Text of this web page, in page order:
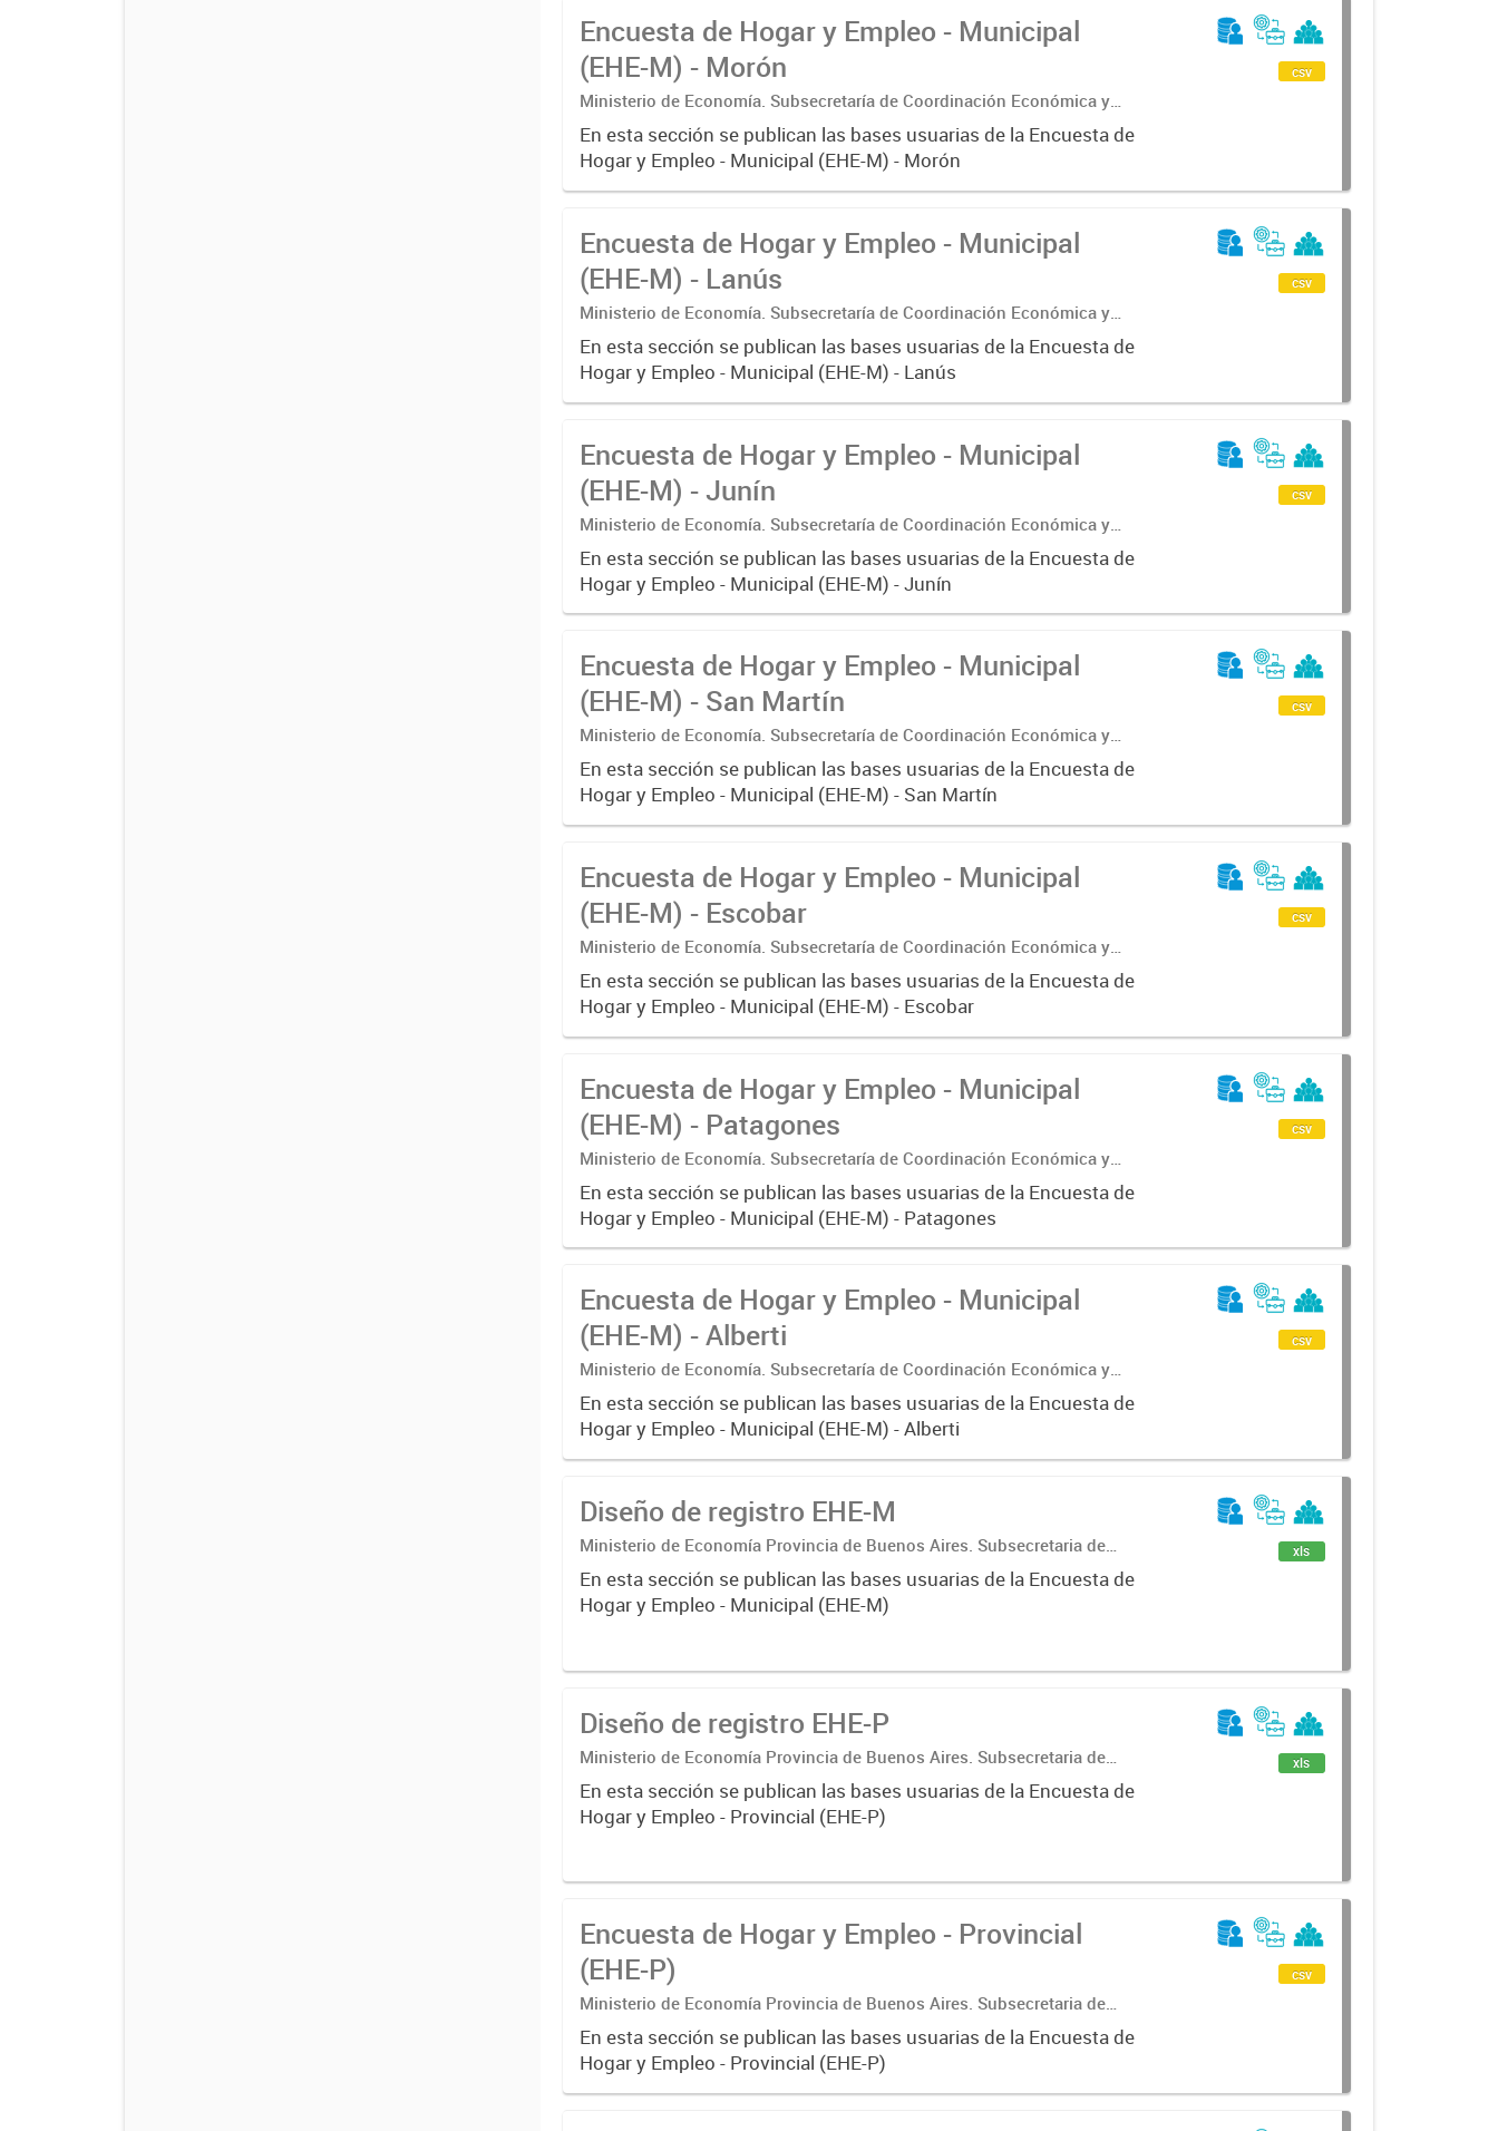
Encuesta de Hogar y Empleo - Municipal
(EHE-M) - Morón
Ministerio de Economía. Subsecretaría de Coordinación Económica y
Estadística. Dirección Provincial de Estadística.
En esta sección se publican las bases usuarias de la Encuesta de
Hogar y Empleo - Municipal (EHE-M) - Morón
csv
Encuesta de Hogar y Empleo - Municipal
(EHE-M) - Lanús
Ministerio de Economía. Subsecretaría de Coordinación Económica y
Estadística. Dirección Provincial de Estadística.
En esta sección se publican las bases usuarias de la Encuesta de
Hogar y Empleo - Municipal (EHE-M) - Lanús
csv
Encuesta de Hogar y Empleo - Municipal
(EHE-M) - Junín
Ministerio de Economía. Subsecretaría de Coordinación Económica y
Estadística. Dirección Provincial de Estadística.
En esta sección se publican las bases usuarias de la Encuesta de
Hogar y Empleo - Municipal (EHE-M) - Junín
csv
Encuesta de Hogar y Empleo - Municipal
(EHE-M) - San Martín
Ministerio de Economía. Subsecretaría de Coordinación Económica y
Estadística. Dirección Provincial de Estadística.
En esta sección se publican las bases usuarias de la Encuesta de
Hogar y Empleo - Municipal (EHE-M) - San Martín
csv
Encuesta de Hogar y Empleo - Municipal
(EHE-M) - Escobar
Ministerio de Economía. Subsecretaría de Coordinación Económica y
Estadística. Dirección Provincial de Estadística.
En esta sección se publican las bases usuarias de la Encuesta de
Hogar y Empleo - Municipal (EHE-M) - Escobar
csv
Encuesta de Hogar y Empleo - Municipal
(EHE-M) - Patagones
Ministerio de Economía. Subsecretaría de Coordinación Económica y
Estadística. Dirección Provincial de Estadística.
En esta sección se publican las bases usuarias de la Encuesta de
Hogar y Empleo - Municipal (EHE-M) - Patagones
csv
Encuesta de Hogar y Empleo - Municipal
(EHE-M) - Alberti
Ministerio de Economía. Subsecretaría de Coordinación Económica y
Estadística. Dirección Provincial de Estadística.
En esta sección se publican las bases usuarias de la Encuesta de
Hogar y Empleo - Municipal (EHE-M) - Alberti
csv
Diseño de registro EHE-M
Ministerio de Economía Provincia de Buenos Aires. Subsecretaria de
Coordinación económica y estadística. Dirección Provincial de
Estadística
En esta sección se publican las bases usuarias de la Encuesta de
Hogar y Empleo - Municipal (EHE-M)
xls
Diseño de registro EHE-P
Ministerio de Economía Provincia de Buenos Aires. Subsecretaria de
Coordinación económica y estadística. Dirección Provincial de
Estadística
En esta sección se publican las bases usuarias de la Encuesta de
Hogar y Empleo - Provincial (EHE-P)
xls
Encuesta de Hogar y Empleo - Provincial
(EHE-P)
Ministerio de Economía Provincia de Buenos Aires. Subsecretaria de
Coordinación económica y estadística. Dirección Provincial de
Estadística
En esta sección se publican las bases usuarias de la Encuesta de
Hogar y Empleo - Provincial (EHE-P)
csv